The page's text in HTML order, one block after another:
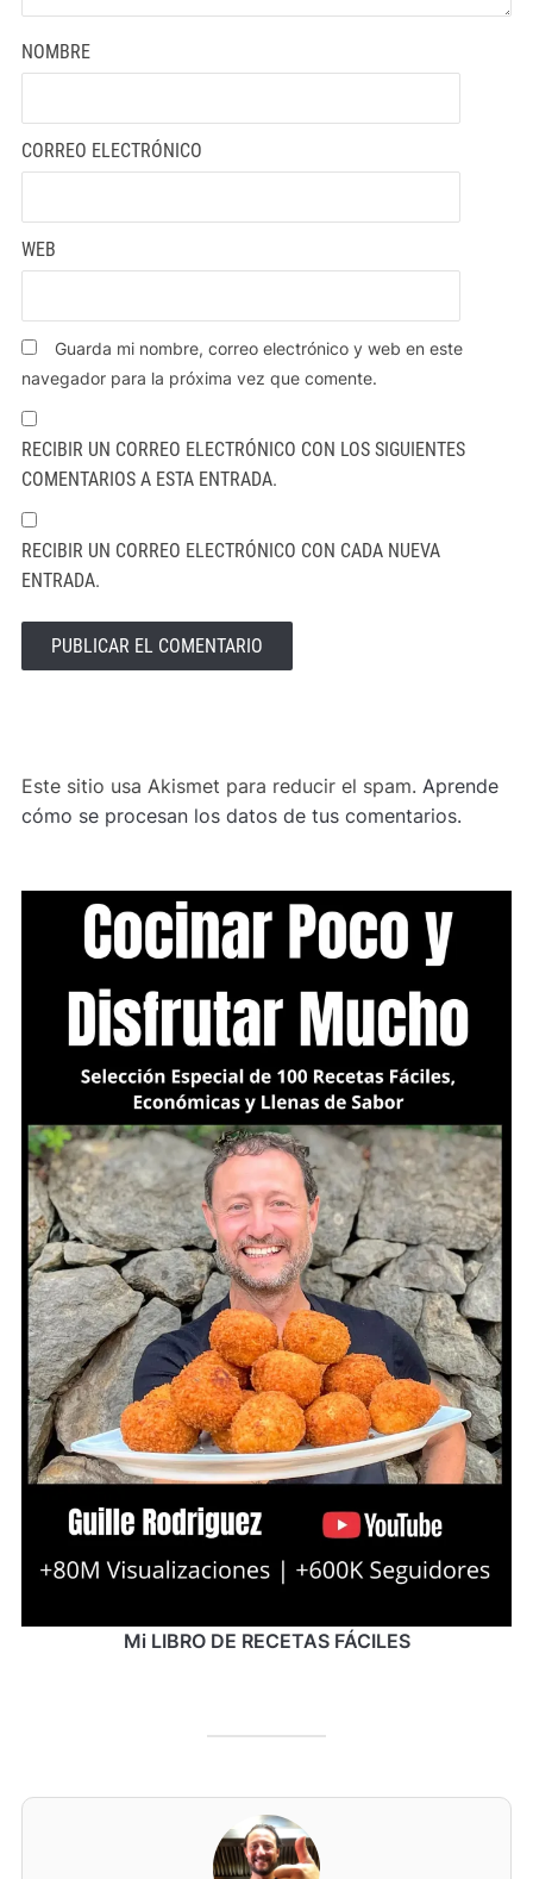
NOMBRE
CORREO ELECTRÓNICO
WEB
Guarda mi nombre, correo electrónico y web en este
navegador para la próxima vez que comente.
RECIBIR UN CORREO ELECTRÓNICO CON LOS SIGUIENTES
COMENTARIOS A ESTA ENTRADA.
RECIBIR UN CORREO ELECTRÓNICO CON CADA NUEVA
ENTRADA.
Este sitio usa Akismet para reducir el spam. Aprende
cómo se procesan los datos de tus comentarios.
Mi LIBRO DE RECETAS FÁCILES